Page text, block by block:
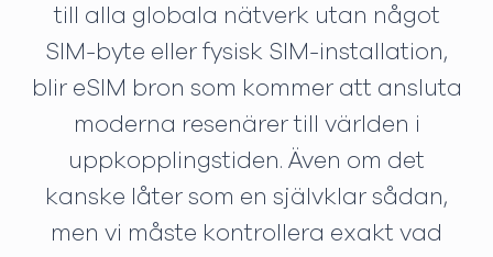
till alla globala nätverk utan något
SIM-byte eller fysisk SIM-installation,
blir eSIM bron som kommer att ansluta
moderna resenärer till världen i
uppkopplingstiden. Även om det
kanske låter som en självklar sådan,
men vi måste kontrollera exakt vad